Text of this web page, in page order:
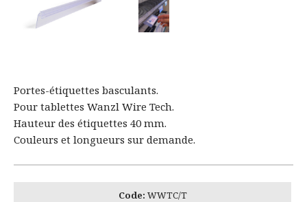
Portes-étiquettes basculants.
Pour tablettes Wanzl Wire Tech.
Hauteur des étiquettes 40 mm.
Couleurs et longueurs sur demande.
Code: WWTC/T